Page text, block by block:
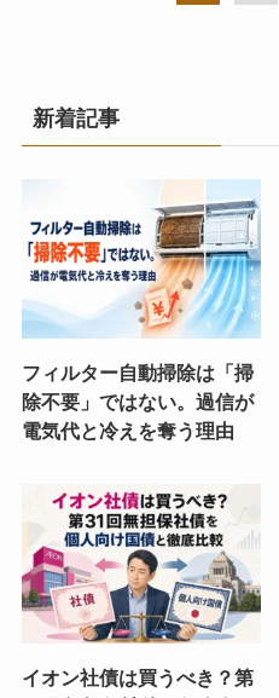
新着記事
フィルター自動掃除は「掃
除不要」ではない。過信が
電気代と冷えを奪う理由
イオン社債は買うべき？第